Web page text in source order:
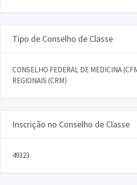
Tipo de Conselho de Classe
CONSELHO FEDERAL DE MEDICINA
REGIONAIS (CRM)
Inscrição no Conselho de Classe
49323